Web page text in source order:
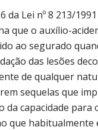
da Lei nº 8 213/1991
que o auxílio-
ao segurado
das lesões
de qualquer
sequelas que
da capacidade para
que habitualmente